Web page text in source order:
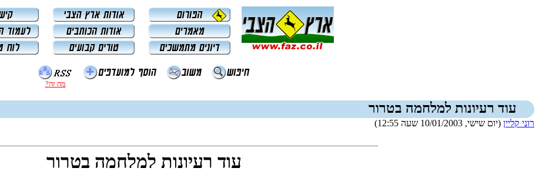
מה זה?
עוד רעיונות למלחמה בטרור
רוני קליין (יום שישי, 10/01/2003 שעה 12:55)
עוד רעיונות למלחמה בטרור